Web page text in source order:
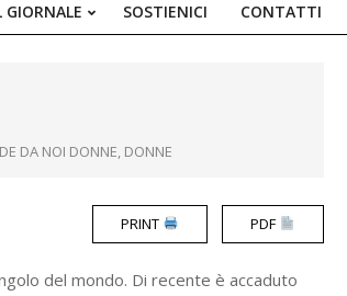
Primary
GIORNALE SOSTIENICI CONTATTI
DA NOI DONNE, DONNE
PRINT PDF
del mondo. Di recente è accaduto